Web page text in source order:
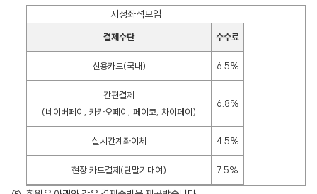
지정좌석모임
결제수단 수수료
신용카드(국내) 6.5%
간편결제
(네이버페이, 카카오페이, 페이코, 차이페이)
6.8%
실시간계좌이체 4.5%
현장 카드결제(단말기대여) 7.5%